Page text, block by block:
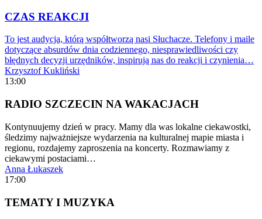
CZAS REAKCJI
To jest audycja, którą współtworzą nasi Słuchacze. Telefony i maile
dotyczące absurdów dnia codziennego, niesprawiedliwości czy
błędnych decyzji urzędników, inspirują nas do reakcji i czynienia…
Krzysztof Kukliński
13:00
RADIO SZCZECIN NA WAKACJACH
Kontynuujemy dzień w pracy. Mamy dla was lokalne ciekawostki,
śledzimy najważniejsze wydarzenia na kulturalnej mapie miasta i
regionu, rozdajemy zaproszenia na koncerty. Rozmawiamy z
ciekawymi postaciami…
Anna Łukaszek
17:00
TEMATY I MUZYKA